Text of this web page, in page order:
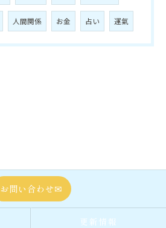
人間関係 お金 占い 運氣
お問い合わせ✉
更新情報